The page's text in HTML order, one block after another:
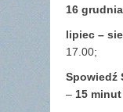
16 grudnia
lipiec –
17.00;
Spowiedź
– 15